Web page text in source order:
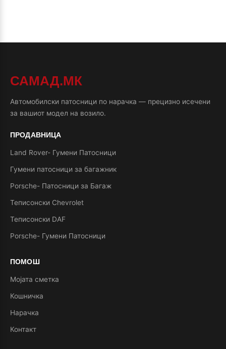
САМАД.МК
Автомобилски патосници по нарачка — прецизно исечени
за вашиот модел на возило.
ПРОДАВНИЦА
Land Rover- Гумени Патосници
Гумени патосници за багажник
Porsche- Патосници за Багаж
Теписонски Chevrolet
Теписонски DAF
Porsche- Гумени Патосници
ПОМОШ
Мојата сметка
Кошничка
Нарачка
Контакт